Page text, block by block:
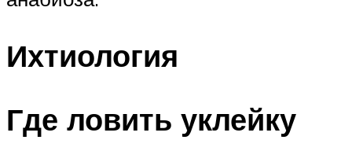
Ихтиология
Где ловить уклейку